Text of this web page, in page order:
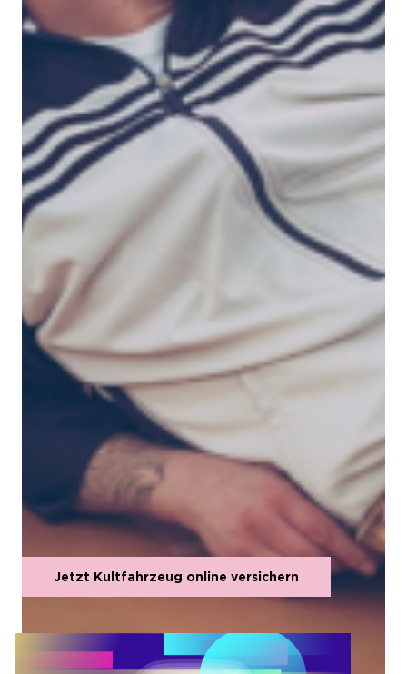
Wertentwicklung
Versicherung des Wiederherstellungswertes
und die
Versicherungohne Mindestwertsind nur einige der
Mehrwerte, die wir Ihnen als Experten und
Expertinnen für die Versicherung von Klassikern
bieten.
Durch denVerzicht auf Schadenfreiheitsklassen
und die
Selbstbewertung
Ihres Klassikers (bis 80.000
Euro)
ist der Versicherungsabschluss beim Marktführer für die
Oldtimerversicherung für Sie nicht nur günstiger als die
klassische KFZ-Versicherung, Ihr Fahrzeug genießt nur so
auch vollständig den für Klassiker nötigen
Versicherungsschutz.
Übrigens
: Nach Abmeldung ist Ihr Fahrzeug darüber
hinaus weiterhin bis zu 18 Monate
beitragsfrei
abgesichert und sogar Folgekosten bei Tierbiss- und
Kurzschlussschäden sind bis 6.000 € bei OCC inklusive.
Mit dem OCC-Fahrerschutz schließen wir darüber hinaus
die Versorgungslücke für Fahrer mit einem Schutz von bis
zu 15 Mio. € Schadenersatz.
Mehr Kult der 80er und 90er, eine Zeitreise in die zwei
Jahrzehnte und eine Kaufberatung zu einigen Fahrzeugen
dieser Zeit aufremember-your-heroes.de .
Jetzt Kultfahrzeug online versichern